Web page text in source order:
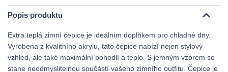
Popis produktu
Extra teplá zimní čepice je ideálním doplňkem pro chladné dny.
Vyrobena z kvalitního akrylu, tato čepice nabízí nejen stylový
vzhled, ale také maximální pohodlí a teplo. S jemným vzorem se
stane neodmyslitelnou součástí vašeho zimního outfitu. Čepice je